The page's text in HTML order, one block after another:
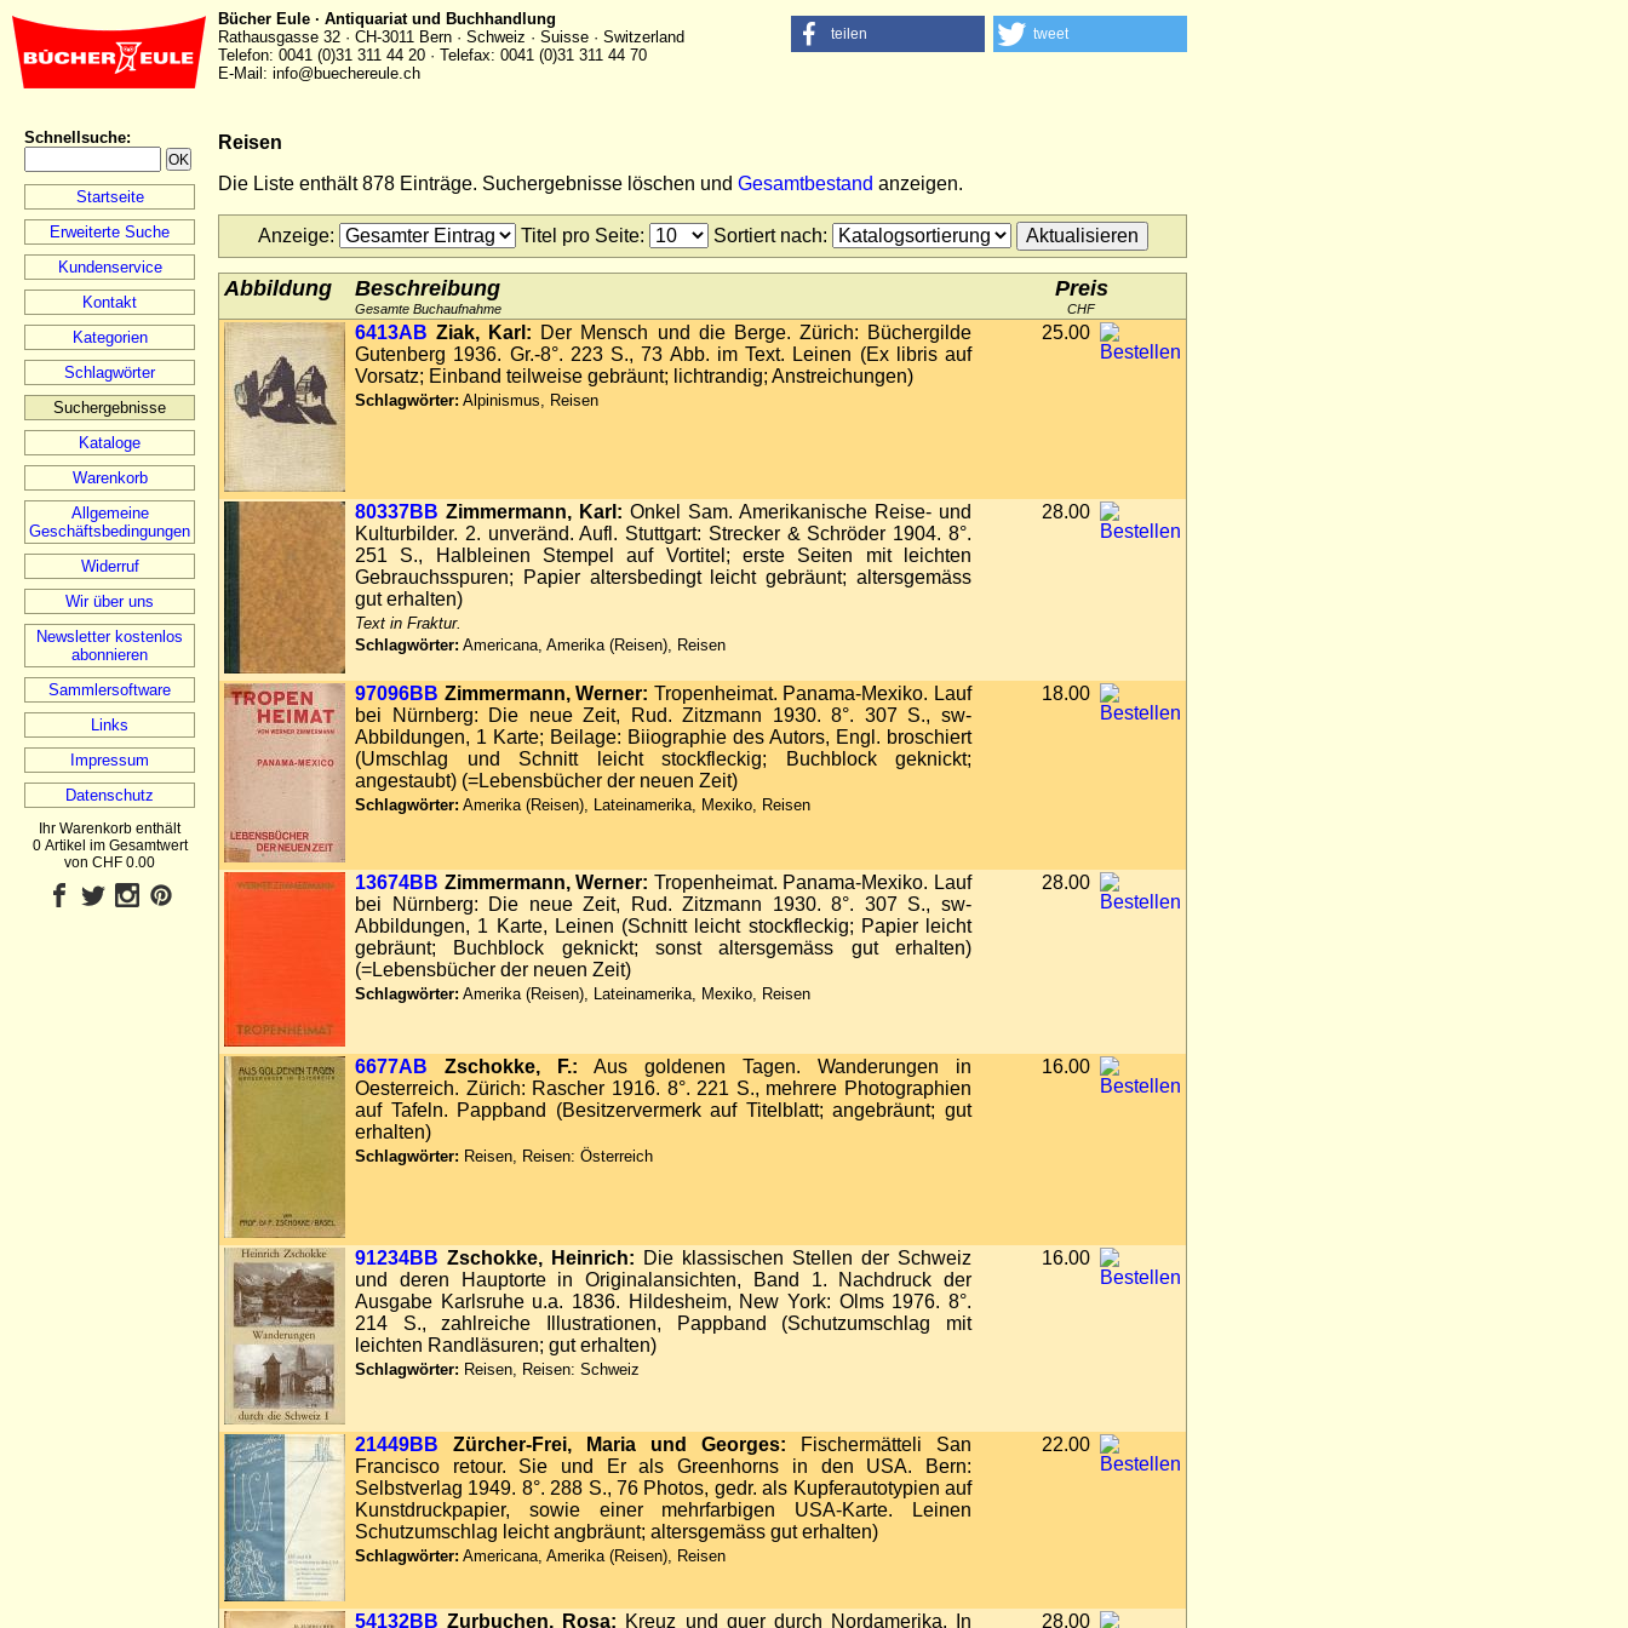
Bücher Eule · Antiquariat und Buchhandlung
Rathausgasse 32 · CH-3011 Bern · Schweiz · Suisse · Switzerland
Telefon: 0041 (0)31 311 44 20 · Telefax: 0041 (0)31 311 44 70
E-Mail: info@buechereule.ch
teilen tweet
Schnellsuche:
Startseite
Erweiterte Suche
Kundenservice
Kontakt
Kategorien
Schlagwörter
Suchergebnisse
Kataloge
Warenkorb
Allgemeine
Geschäftsbedingungen
Widerruf
Wir über uns
Newsletter kostenlos
abonnieren
Sammlersoftware
Links
Impressum
Datenschutz
Ihr Warenkorb enthält
0 Artikel im Gesamtwert
von CHF 0.00
Reisen
Die Liste enthält 878 Einträge. Suchergebnisse löschen und Gesamtbestand anzeigen.
Anzeige: Titel pro Seite: Sortiert nach:
Abbildung Beschreibung
Gesamte Buchaufnahme
Preis
CHF
6413AB Ziak, Karl: Der Mensch und die Berge. Zürich: Büchergilde
Gutenberg 1936. Gr.-8°. 223 S., 73 Abb. im Text. Leinen (Ex libris auf
Vorsatz; Einband teilweise gebräunt; lichtrandig; Anstreichungen)
Schlagwörter: Alpinismus, Reisen
25.00
80337BB Zimmermann, Karl: Onkel Sam. Amerikanische Reise- und
Kulturbilder. 2. unveränd. Aufl. Stuttgart: Strecker & Schröder 1904. 8°.
251 S., Halbleinen Stempel auf Vortitel; erste Seiten mit leichten
Gebrauchsspuren; Papier altersbedingt leicht gebräunt; altersgemäss
gut erhalten)
Text in Fraktur.
Schlagwörter: Americana, Amerika (Reisen), Reisen
28.00
97096BB Zimmermann, Werner: Tropenheimat. Panama-Mexiko. Lauf
bei Nürnberg: Die neue Zeit, Rud. Zitzmann 1930. 8°. 307 S., sw-
Abbildungen, 1 Karte; Beilage: Biiographie des Autors, Engl. broschiert
(Umschlag und Schnitt leicht stockfleckig; Buchblock geknickt;
angestaubt) (=Lebensbücher der neuen Zeit)
Schlagwörter: Amerika (Reisen), Lateinamerika, Mexiko, Reisen
18.00
13674BB Zimmermann, Werner: Tropenheimat. Panama-Mexiko. Lauf
bei Nürnberg: Die neue Zeit, Rud. Zitzmann 1930. 8°. 307 S., sw-
Abbildungen, 1 Karte, Leinen (Schnitt leicht stockfleckig; Papier leicht
gebräunt; Buchblock geknickt; sonst altersgemäss gut erhalten)
(=Lebensbücher der neuen Zeit)
Schlagwörter: Amerika (Reisen), Lateinamerika, Mexiko, Reisen
28.00
6677AB Zschokke, F.: Aus goldenen Tagen. Wanderungen in
Oesterreich. Zürich: Rascher 1916. 8°. 221 S., mehrere Photographien
auf Tafeln. Pappband (Besitzervermerk auf Titelblatt; angebräunt; gut
erhalten)
Schlagwörter: Reisen, Reisen: Österreich
16.00
91234BB Zschokke, Heinrich: Die klassischen Stellen der Schweiz
und deren Hauptorte in Originalansichten, Band 1. Nachdruck der
Ausgabe Karlsruhe u.a. 1836. Hildesheim, New York: Olms 1976. 8°.
214 S., zahlreiche Illustrationen, Pappband (Schutzumschlag mit
leichten Randläsuren; gut erhalten)
Schlagwörter: Reisen, Reisen: Schweiz
16.00
21449BB Zürcher-Frei, Maria und Georges: Fischermätteli San
Francisco retour. Sie und Er als Greenhorns in den USA. Bern:
Selbstverlag 1949. 8°. 288 S., 76 Photos, gedr. als Kupferautotypien auf
Kunstdruckpapier, sowie einer mehrfarbigen USA-Karte. Leinen
Schutzumschlag leicht angbräunt; altersgemäss gut erhalten)
Schlagwörter: Americana, Amerika (Reisen), Reisen
22.00
54132BB Zurbuchen, Rosa: Kreuz und quer durch Nordamerika. In 28.00